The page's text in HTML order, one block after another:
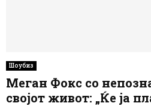
Шоубиз
Меган Фокс со
својот живот: „Ќе ја